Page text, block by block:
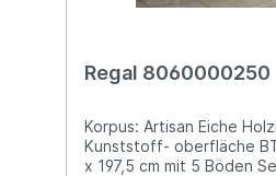
Regal 8060000250
Korpus: Artisan Eiche
Kunststoff- oberfläche
x 197,5 cm mit 5 Böden